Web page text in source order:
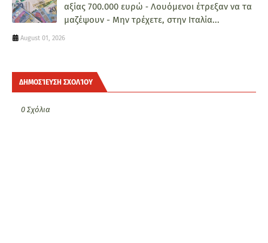
αξίας 700.000 ευρώ ‑ Λουόμενοι έτρεξαν να τα
μαζέψουν - Μην τρέχετε, στην Ιταλία...
August 01, 2026
ΔΗΜΟΣΊΕΥΣΗ ΣΧΟΛΊΟΥ
0 Σχόλια